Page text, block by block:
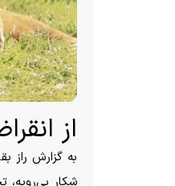
از
به گزارش راز
شکار بی‌رویه،